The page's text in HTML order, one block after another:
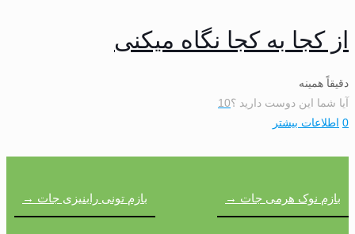
از کجا به کجا نگاه میکنی
دقیقاً همینه
آیا شما این دوست دارید ؟10
0 اطلاعات بیشتر
بازم نوک هرمی جات → بازم تونی رابنیزی جات →